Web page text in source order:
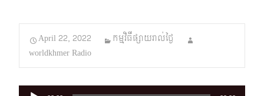
April 22, 2022
កម្មវិធីផ្សាយរាល់ថ្ងៃ
worldkhmer Radio
Audio